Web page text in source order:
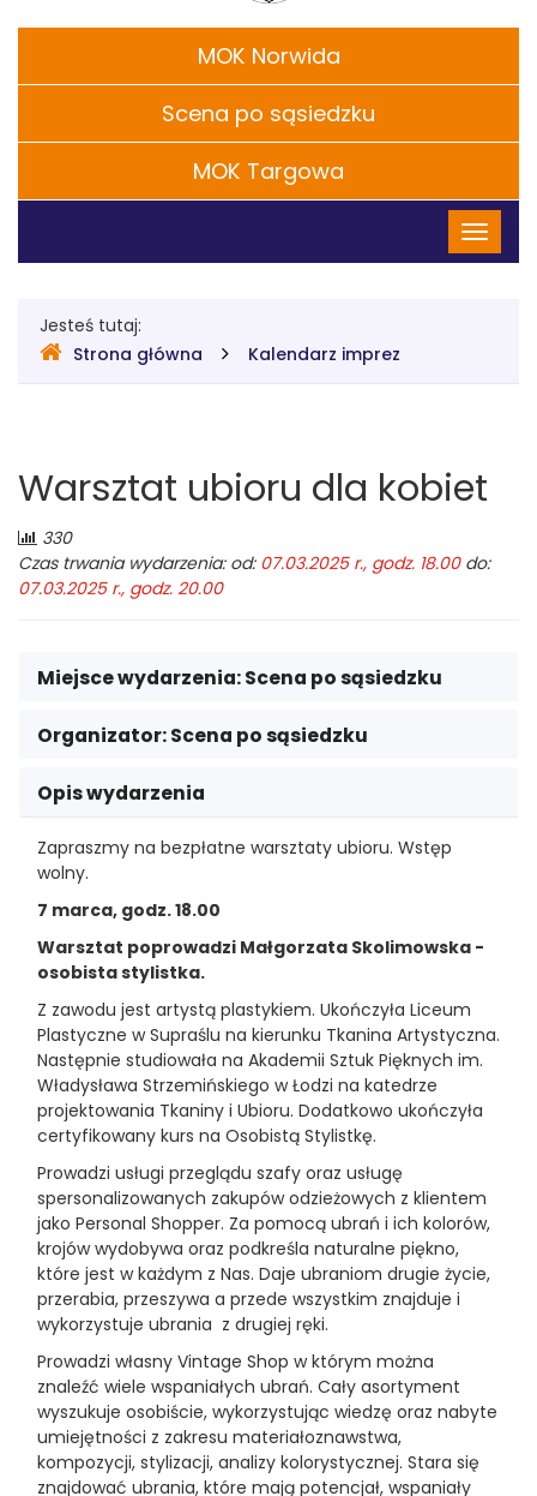
CH.
S.
Chaplina
w
MOK Norwida
Scena po sąsiedzku
MOK Targowa
główne
Gdzie
jesteśmy
Jesteś tutaj:
Strona główna
Kalendarz imprez
Warsztat ubioru dla kobiet
Liczba
odwiedzających:
330
Czas trwania wydarzenia: od: 07.03.2025 r., godz. 18.00do:
07.03.2025 r., godz. 20.00
Miejsce wydarzenia:Scena po sąsiedzku
Organizator:Scena po sąsiedzku
Opis wydarzenia
Zapraszmy na bezpłatne warsztaty ubioru. Wstęp
wolny.
7 marca, godz. 18.00
Warsztat poprowadzi Małgorzata Skolimowska -
osobista stylistka.
Z zawodu jest artystą plastykiem. Ukończyła Liceum
Plastyczne w Supraślu na kierunku Tkanina Artystyczna.
Następnie studiowała na Akademii Sztuk Pięknych im.
Władysława Strzemińskiego w Łodzi na katedrze
projektowania Tkaniny i Ubioru. Dodatkowo ukończyła
certyfikowany kurs na Osobistą Stylistkę.
Prowadzi usługi przeglądu szafy oraz usługę
spersonalizowanych zakupów odzieżowych z klientem
jako Personal Shopper. Za pomocą ubrań i ich kolorów,
krojów wydobywa oraz podkreśla naturalne piękno,
które jest w każdym z Nas. Daje ubraniom drugie życie,
przerabia, przeszywa a przede wszystkim znajduje i
wykorzystuje ubrania z drugiej ręki.
Prowadzi własny Vintage Shop w którym można
znaleźć wiele wspaniałych ubrań. Cały asortyment
wyszukuje osobiście, wykorzystując wiedzę oraz nabyte
umiejętności z zakresu materiałoznawstwa,
kompozycji, stylizacji, analizy kolorystycznej. Stara się
znajdować ubrania, które mają potencjał, wspaniały